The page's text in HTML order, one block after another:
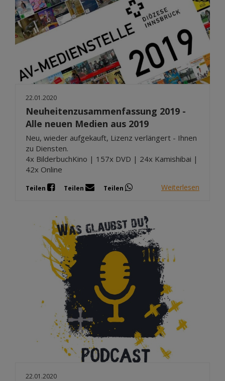
Mai 2026
Apr 2026
Mär 2026
Feb 2026
Jan 2026
Dez 2025
Sep 2025
22.01.2020
Neuheitenzusammenfassung 2019 -
Alle neuen Medien aus 2019
Neu, wieder aufgekauft, Lizenz verlängert - Ihnen
zu Diensten.
4x BilderbuchKino | 157x DVD | 24x Kamishibai |
42x Online
Teilen Teilen Teilen Weiterlesen
22.01.2020